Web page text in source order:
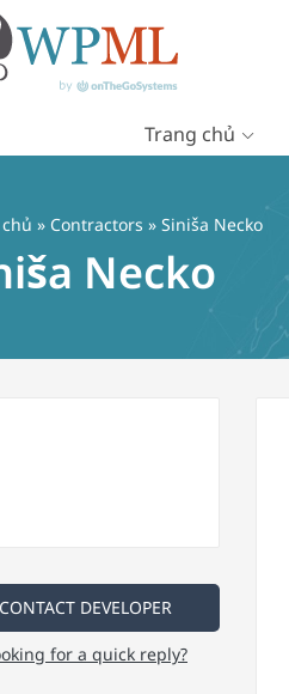
Trang chủ
» Contractors » Siniša Necko
Necko
CONTACT DEVELOPER
for a quick reply?